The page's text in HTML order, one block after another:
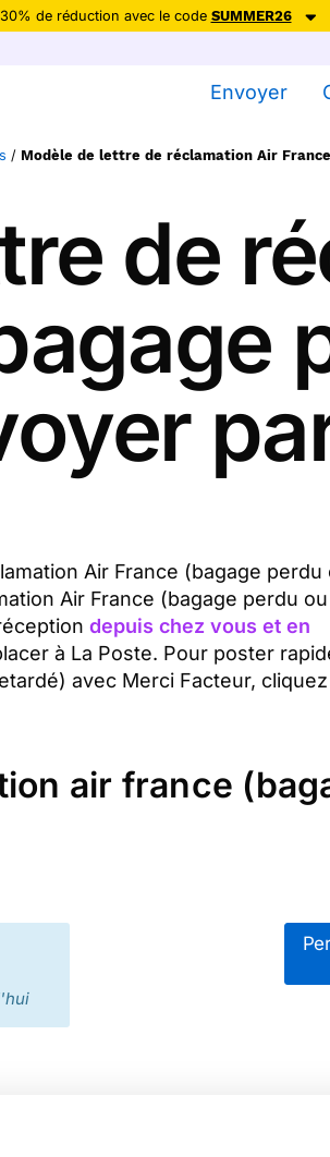
de réduction avec le code SUMMER26
Envoyer
/ Modèle de lettre de réclamation Air
de
Air France (bagage perdu
Air France (bagage perdu ou
depuis chez vous et en
à La Poste. Pour poster
avec Merci Facteur,
air france